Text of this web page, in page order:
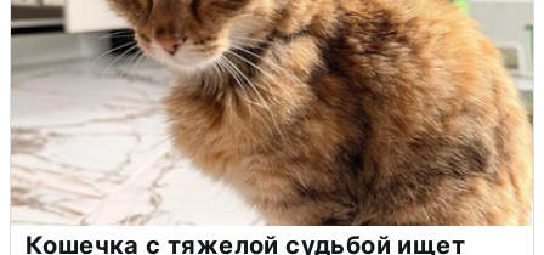
Кошечка с тяжелой судьбой ищет